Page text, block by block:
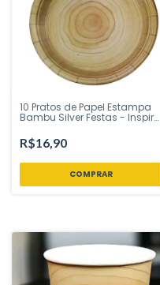
10 Pratos de Papel Estampa
Bambu Silver Festas - Inspire
R$16,90